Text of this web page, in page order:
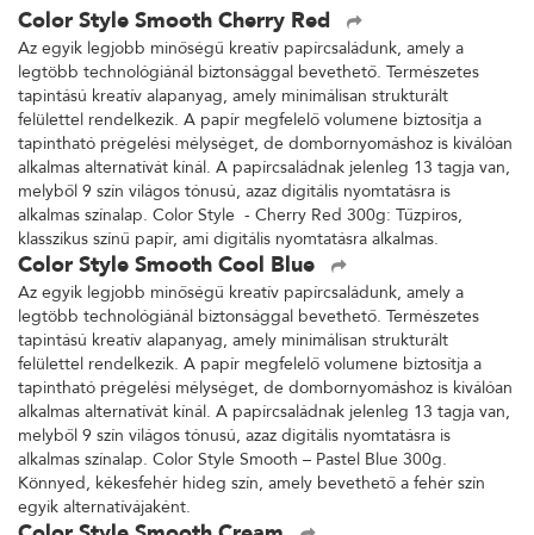
Color Style Smooth Cherry Red
Az egyik legjobb minőségű kreatív papírcsaládunk, amely a
legtöbb technológiánál biztonsággal bevethető. Természetes
tapintású kreatív alapanyag, amely minimálisan strukturált
felülettel rendelkezik. A papír megfelelő volumene biztosítja a
tapintható prégelési mélységet, de dombornyomáshoz is kiválóan
alkalmas alternatívát kínál. A papírcsaládnak jelenleg 13 tagja van,
melyből 9 szín világos tónusú, azaz digitális nyomtatásra is
alkalmas színalap. Color Style - Cherry Red 300g: Tűzpiros,
klasszikus színű papír, ami digitális nyomtatásra alkalmas.
Color Style Smooth Cool Blue
Az egyik legjobb minőségű kreatív papírcsaládunk, amely a
legtöbb technológiánál biztonsággal bevethető. Természetes
tapintású kreatív alapanyag, amely minimálisan strukturált
felülettel rendelkezik. A papír megfelelő volumene biztosítja a
tapintható prégelési mélységet, de dombornyomáshoz is kiválóan
alkalmas alternatívát kínál. A papírcsaládnak jelenleg 13 tagja van,
melyből 9 szín világos tónusú, azaz digitális nyomtatásra is
alkalmas színalap. Color Style Smooth – Pastel Blue 300g.
Könnyed, kékesfehér hideg szín, amely bevethető a fehér szín
egyik alternatívájaként.